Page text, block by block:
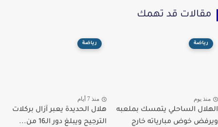
قد تهمك
رياضة
يوم
الساحلي يتمسك بملعبه
خوض مبارياته خارج
رياضة
منذ 7 أيام
هلال الحديدة يعبر آزال بركلات
الترجيح ويبلغ دور الـ16 من...